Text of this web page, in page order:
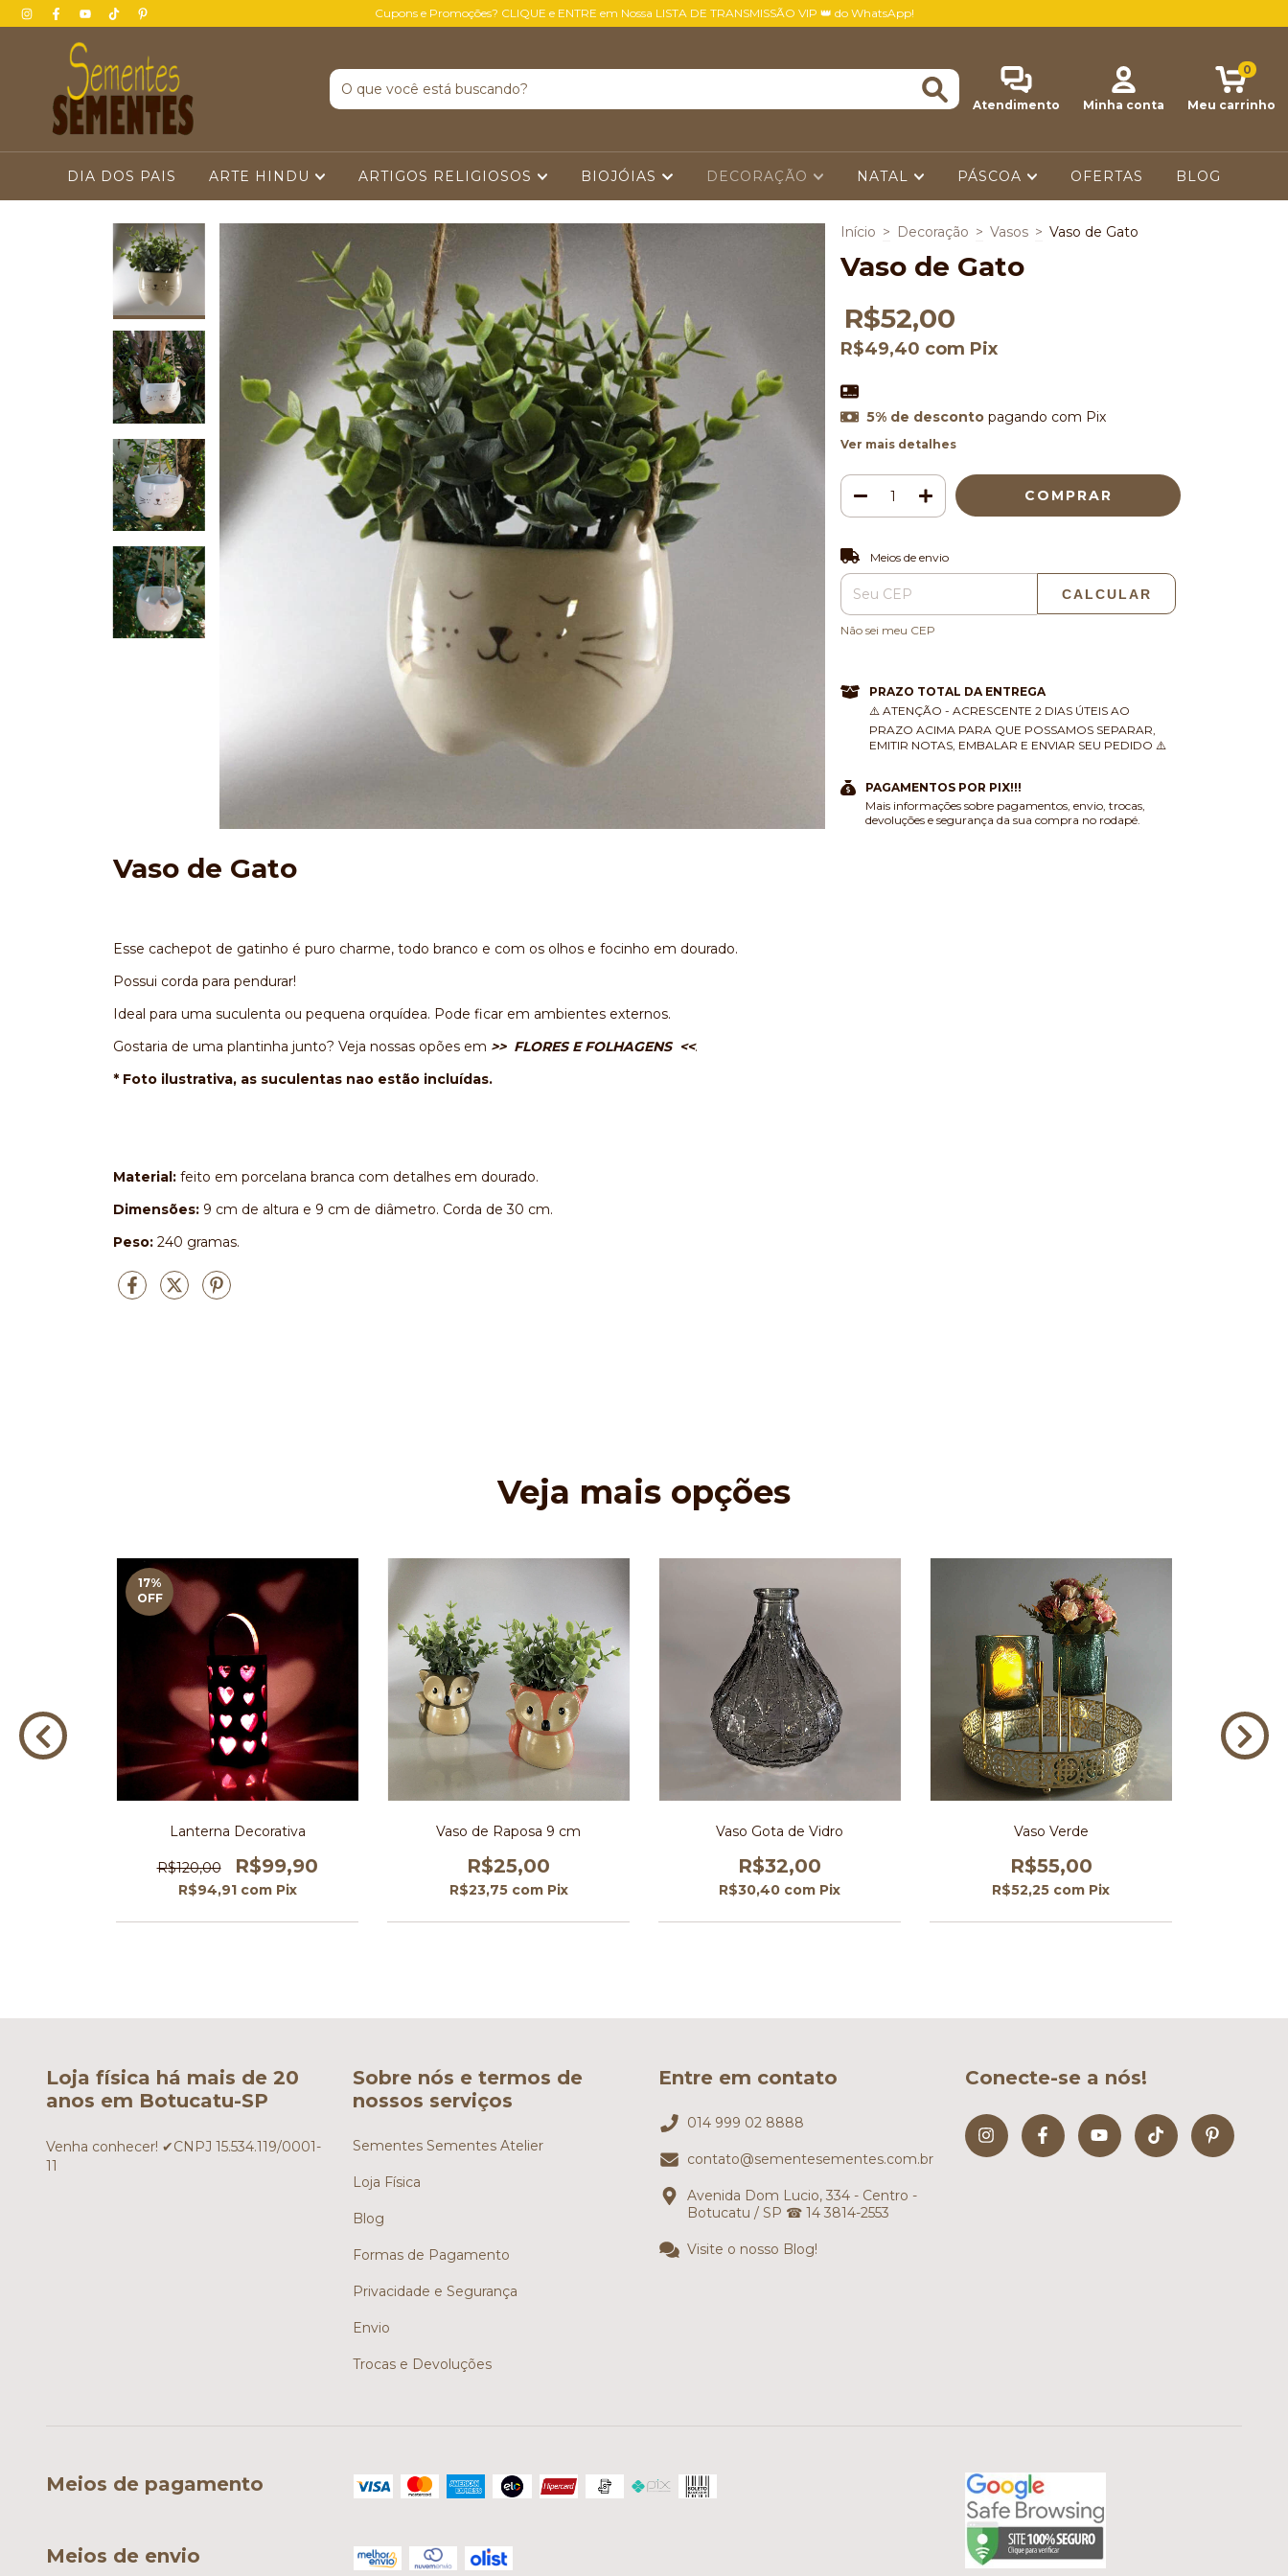
Cupons e Promoções? CLIQUE e ENTRE em Nossa LISTA DE TRANSMISSÃO VIP 👑 do WhatsApp!
Atendimento Minha conta Meu carrinho
0
DIA DOS PAIS ARTE HINDU ARTIGOS RELIGIOSOS BIOJÓIAS DECORAÇÃO NATAL PÁSCOA OFERTAS BLOG
Vaso de Gato
Esse cachepot de gatinho é puro charme, todo branco e com os olhos e focinho em dourado.
Possui corda para pendurar!
Ideal para uma suculenta ou pequena orquídea. Pode ficar em ambientes externos.
Gostaria de uma plantinha junto? Veja nossas opões em >> FLORES E FOLHAGENS <<.
* Foto ilustrativa, as suculentas nao estão incluídas.
Material: feito em porcelana branca com detalhes em dourado.
Dimensões: 9 cm de altura e 9 cm de diâmetro. Corda de 30 cm.
Peso: 240 gramas.
Início > Decoração > Vasos > Vaso de Gato
Vaso de Gato
R$52,00
R$49,40 com Pix
5% de descontopagando com Pix
Ver mais detalhes
Entregas para o CEP:
Meios de envio
CALCULAR
Não sei meu CEP
PRAZO TOTAL DA ENTREGA
⚠️ ATENÇÃO - ACRESCENTE 2 DIAS ÚTEIS AO
PRAZO ACIMA PARA QUE POSSAMOS SEPARAR,
EMITIR NOTAS, EMBALAR E ENVIAR SEU PEDIDO ⚠️
PAGAMENTOS POR PIX!!!
Mais informações sobre pagamentos, envio, trocas,
devoluções e segurança da sua compra no rodapé.
Veja mais opções
17%
OFF
Lanterna Decorativa
R$120,00 R$99,90
R$94,91 com Pix
Vaso de Raposa 9 cm
R$25,00
R$23,75 com Pix
Vaso Gota de Vidro
R$32,00
R$30,40 com Pix
Vaso Verde
R$55,00
R$52,25 com Pix
Loja física há mais de 20
anos em Botucatu-SP
Venha conhecer! ✔CNPJ 15.534.119/0001-
11
Sobre nós e termos de
nossos serviços
Sementes Sementes Atelier
Loja Física
Blog
Formas de Pagamento
Privacidade e Segurança
Envio
Trocas e Devoluções
Entre em contato
014 999 02 8888
contato@sementesementes.com.br
Avenida Dom Lucio, 334 - Centro -
Botucatu / SP ☎ 14 3814-2553
Visite o nosso Blog!
Conecte-se a nós!
Meios de pagamento
Meios de envio